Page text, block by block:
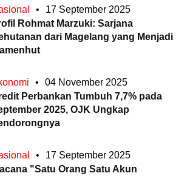
•
17 September 2025
Rohmat Marzuki: Sarjana
dari Magelang yang Menjadi
•
04 November 2025
Perbankan Tumbuh 7,7% pada
2025, OJK Ungkap
•
17 September 2025
"Satu Orang Satu Akun